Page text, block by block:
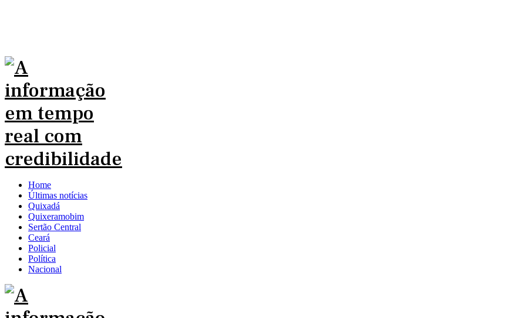
Home
Últimas notícias
Quixadá
Quixeramobim
Sertão Central
Ceará
Policial
Política
Nacional